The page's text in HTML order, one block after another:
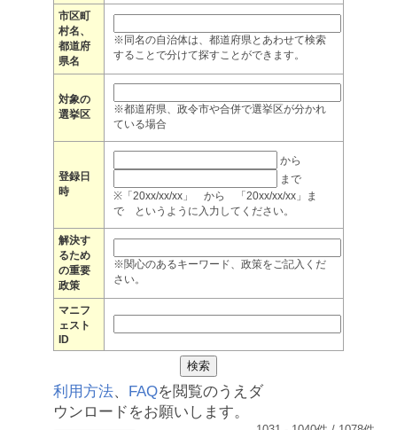
市区町
村名、
都道府
県名
※同名の自治体は、都道府県とあわせて検索
することで分けて探すことができます。
対象の
選挙区
※都道府県、政令市や合併で選挙区が分かれ
ている場合
登録日
時
から
まで
※「20xx/xx/xx」 から 「20xx/xx/xx」ま
で というように入力してください。
解決す
るため
の重要
政策
※関心のあるキーワード、政策をご記入くだ
さい。
マニフ
ェスト
ID
利用方法、 FAQを閲覧のうえダ
ウンロードをお願いします。